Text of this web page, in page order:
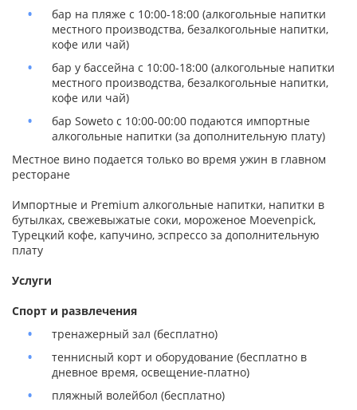
бар на пляже с 10:00-18:00 (алкогольные напитки
местного производства, безалкогольные напитки,
кофе или чай)
бар у бассейна с 10:00-18:00 (алкогольные напитки
местного производства, безалкогольные напитки,
кофе или чай)
бар Soweto с 10:00-00:00 подаются импортные
алкогольные напитки (за дополнительную плату)
Местное вино подается только во время ужин в главном
ресторане
Импортные и Premium алкогольные напитки, напитки в
бутылках, свежевыжатые соки, мороженое Moevenpick,
Турецкий кофе, капучино, эспрессо за дополнительную
плату
Услуги
Спорт и развлечения
тренажерный зал (бесплатно)
теннисный корт и оборудование (бесплатно в
дневное время, освещение-платно)
пляжный волейбол (бесплатно)